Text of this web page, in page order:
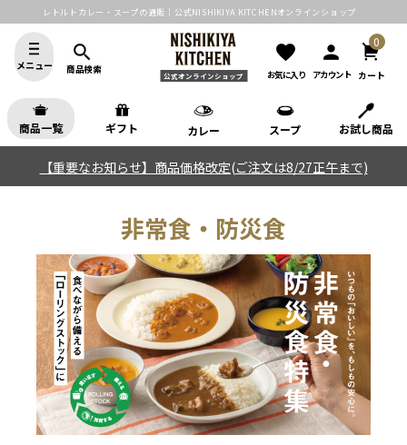
レトルトカレー・スープの通販｜公式NISHIKIYA KITCHENオンラインショップ
メニュー
search
商品検索
公式オンラインショップ
favorite
お気に入り
person
アカウント カート
0
商品一覧 ギフト カレー スープ お試し商品
【重要なお知らせ】商品価格改定(ご注文は8/27正午まで)
非常食・防災食